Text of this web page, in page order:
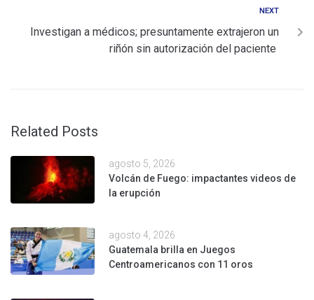
NEXT
Investigan a médicos; presuntamente extrajeron un
riñón sin autorización del paciente
Related Posts
agosto 5, 2026
Volcán de Fuego: impactantes videos de
la erupción
agosto 4, 2026
Guatemala brilla en Juegos
Centroamericanos con 11 oros